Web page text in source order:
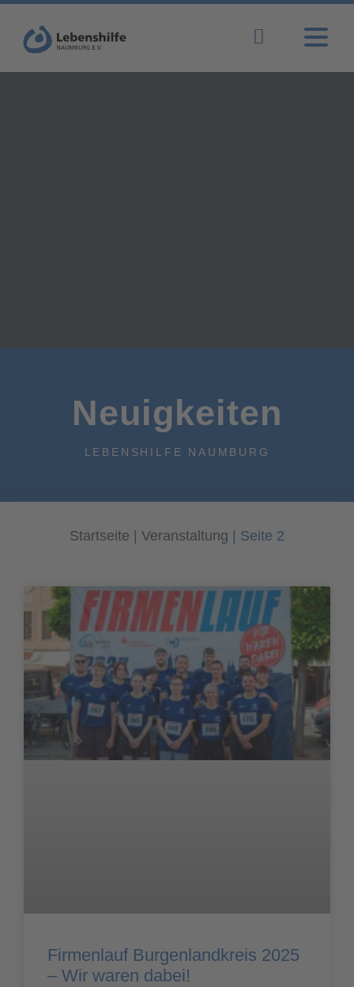
Neuigkeiten
LEBENSHILFE NAUMBURG
Startseite Veranstaltung Seite 2
Firmenlauf Burgenlandkreis 2025
– Wir waren dabei!